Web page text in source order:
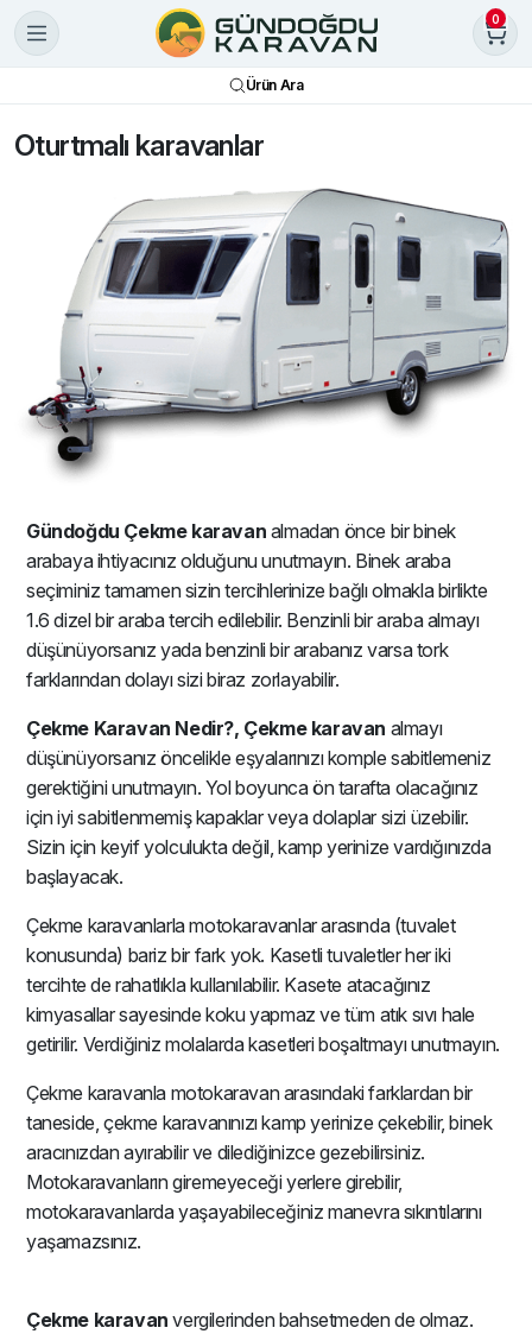
0
Ürün Ara
Oturtmalı karavanlar
Gündoğdu Çekme karavan almadan önce bir binek
arabaya ihtiyacınız olduğunu unutmayın. Binek araba
seçiminiz tamamen sizin tercihlerinize bağlı olmakla birlikte
1.6 dizel bir araba tercih edilebilir. Benzinli bir araba almayı
düşünüyorsanız yada benzinli bir arabanız varsa tork
farklarından dolayı sizi biraz zorlayabilir.
Çekme Karavan Nedir?, Çekme karavan almayı
düşünüyorsanız öncelikle eşyalarınızı komple sabitlemeniz
gerektiğini unutmayın. Yol boyunca ön tarafta olacağınız
için iyi sabitlenmemiş kapaklar veya dolaplar sizi üzebilir.
Sizin için keyif yolculukta değil, kamp yerinize vardığınızda
başlayacak.
Çekme karavanlarla motokaravanlar arasında (tuvalet
konusunda) bariz bir fark yok. Kasetli tuvaletler her iki
tercihte de rahatlıkla kullanılabilir. Kasete atacağınız
kimyasallar sayesinde koku yapmaz ve tüm atık sıvı hale
getirilir. Verdiğiniz molalarda kasetleri boşaltmayı unutmayın.
Çekme karavanla motokaravan arasındaki farklardan bir
taneside, çekme karavanınızı kamp yerinize çekebilir, binek
aracınızdan ayırabilir ve dilediğinizce gezebilirsiniz.
Motokaravanların giremeyeceği yerlere girebilir,
motokaravanlarda yaşayabileceğiniz manevra sıkıntılarını
yaşamazsınız.
Çekme karavan vergilerinden bahsetmeden de olmaz.